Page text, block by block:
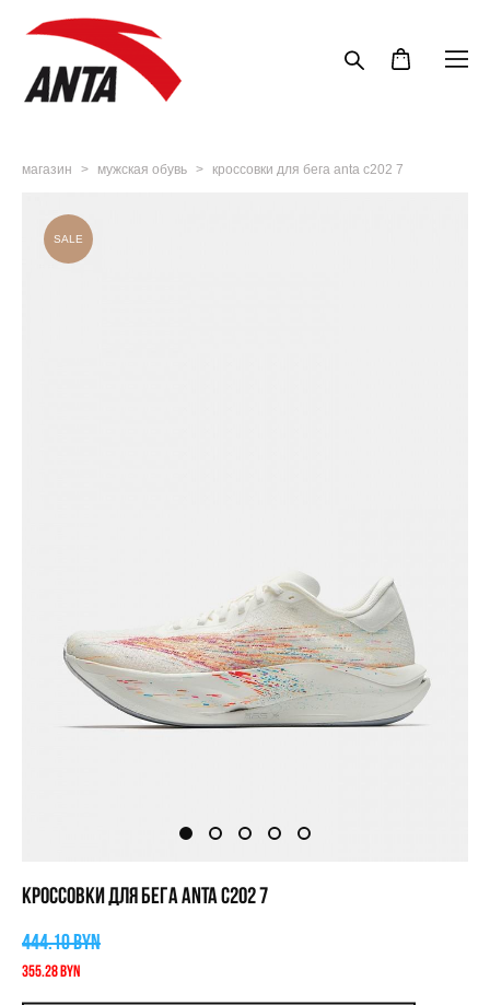
магазин > мужская обувь > кроссовки для бега anta c202 7
SALE
КРОССОВКИ ДЛЯ БЕГА ANTA C202 7
444.10 BYN
355.28 BYN